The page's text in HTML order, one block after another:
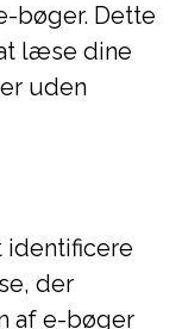
bøger. Dette
læse dine
uden
identificere
der
af e-bøger